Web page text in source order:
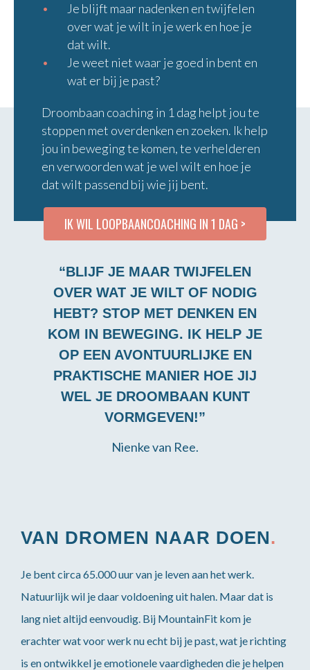
Je blijft maar nadenken en twijfelen
over wat je wilt in je werk en hoe je
dat wilt.
Je weet niet waar je goed in bent en
wat er bij je past?
Droombaan coaching in 1 dag helpt jou te
stoppen met overdenken en zoeken. Ik help
jou in beweging te komen, te verhelderen
en verwoorden wat je wel wilt en hoe je
dat wilt passend bij wie jij bent.
IK WIL LOOPBAANCOACHING IN 1 DAG >
“BLIJF JE MAAR TWIJFELEN
OVER WAT JE WILT OF NODIG
HEBT? STOP MET DENKEN EN
KOM IN BEWEGING. IK HELP JE
OP EEN AVONTUURLIJKE EN
PRAKTISCHE MANIER HOE JIJ
WEL JE DROOMBAAN KUNT
VORMGEVEN!”
Nienke van Ree.
VAN DROMEN NAAR DOEN.
Je bent circa 65.000 uur van je leven aan het werk.
Natuurlijk wil je daar voldoening uit halen. Maar dat is
lang niet altijd eenvoudig. Bij MountainFit kom je
erachter wat voor werk nu echt bij je past, wat je richting
is en ontwikkel je emotionele vaardigheden die je helpen